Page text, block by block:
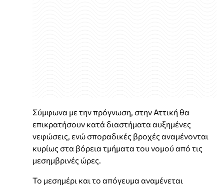
Σύμφωνα με την πρόγνωση, στην Αττική θα
επικρατήσουν κατά διαστήματα αυξημένες
νεφώσεις, ενώ σποραδικές βροχές αναμένονται
κυρίως στα βόρεια τμήματα του νομού από τις
μεσημβρινές ώρες.
Το μεσημέρι και το απόγευμα αναμένεται